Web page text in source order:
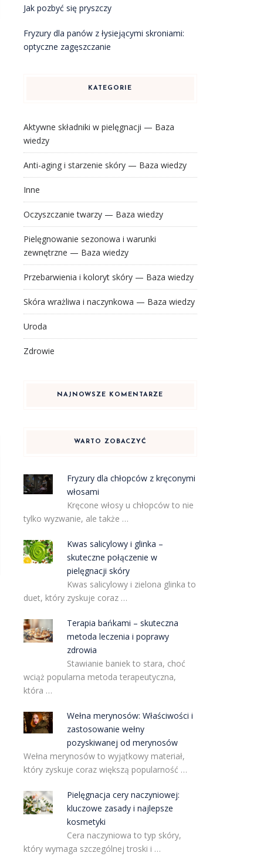
Jak pozbyć się pryszczy
Fryzury dla panów z łysiejącymi skroniami:
optyczne zagęszczanie
KATEGORIE
Aktywne składniki w pielęgnacji — Baza
wiedzy
Anti-aging i starzenie skóry — Baza wiedzy
Inne
Oczyszczanie twarzy — Baza wiedzy
Pielęgnowanie sezonowa i warunki
zewnętrzne — Baza wiedzy
Przebarwienia i koloryt skóry — Baza wiedzy
Skóra wrażliwa i naczynkowa — Baza wiedzy
Uroda
Zdrowie
NAJNOWSZE KOMENTARZE
WARTO ZOBACZYĆ
Fryzury dla chłopców z kręconymi
włosami
Kręcone włosy u chłopców to nie
tylko wyzwanie, ale także …
Kwas salicylowy i glinka –
skuteczne połączenie w
pielęgnacji skóry
Kwas salicylowy i zielona glinka to
duet, który zyskuje coraz …
Terapia bańkami – skuteczna
metoda leczenia i poprawy
zdrowia
Stawianie baniek to stara, choć
wciąż popularna metoda terapeutyczna,
która …
Wełna merynosów: Właściwości i
zastosowanie wełny
pozyskiwanej od merynosów
Wełna merynosów to wyjątkowy materiał,
który zyskuje coraz większą popularność …
Pielęgnacja cery naczyniowej:
kluczowe zasady i najlepsze
kosmetyki
Cera naczyniowa to typ skóry,
który wymaga szczególnej troski i …